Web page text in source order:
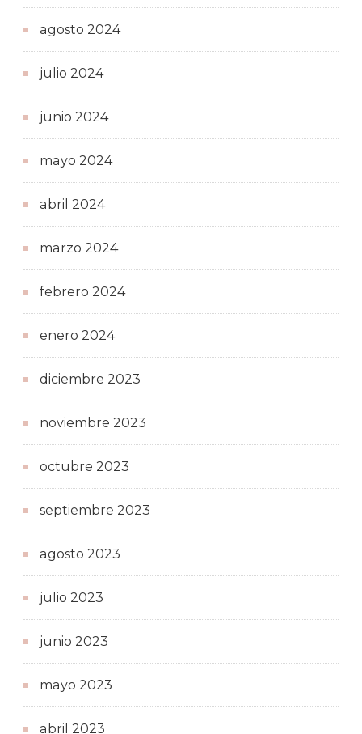
agosto 2024
julio 2024
junio 2024
mayo 2024
abril 2024
marzo 2024
febrero 2024
enero 2024
diciembre 2023
noviembre 2023
octubre 2023
septiembre 2023
agosto 2023
julio 2023
junio 2023
mayo 2023
abril 2023